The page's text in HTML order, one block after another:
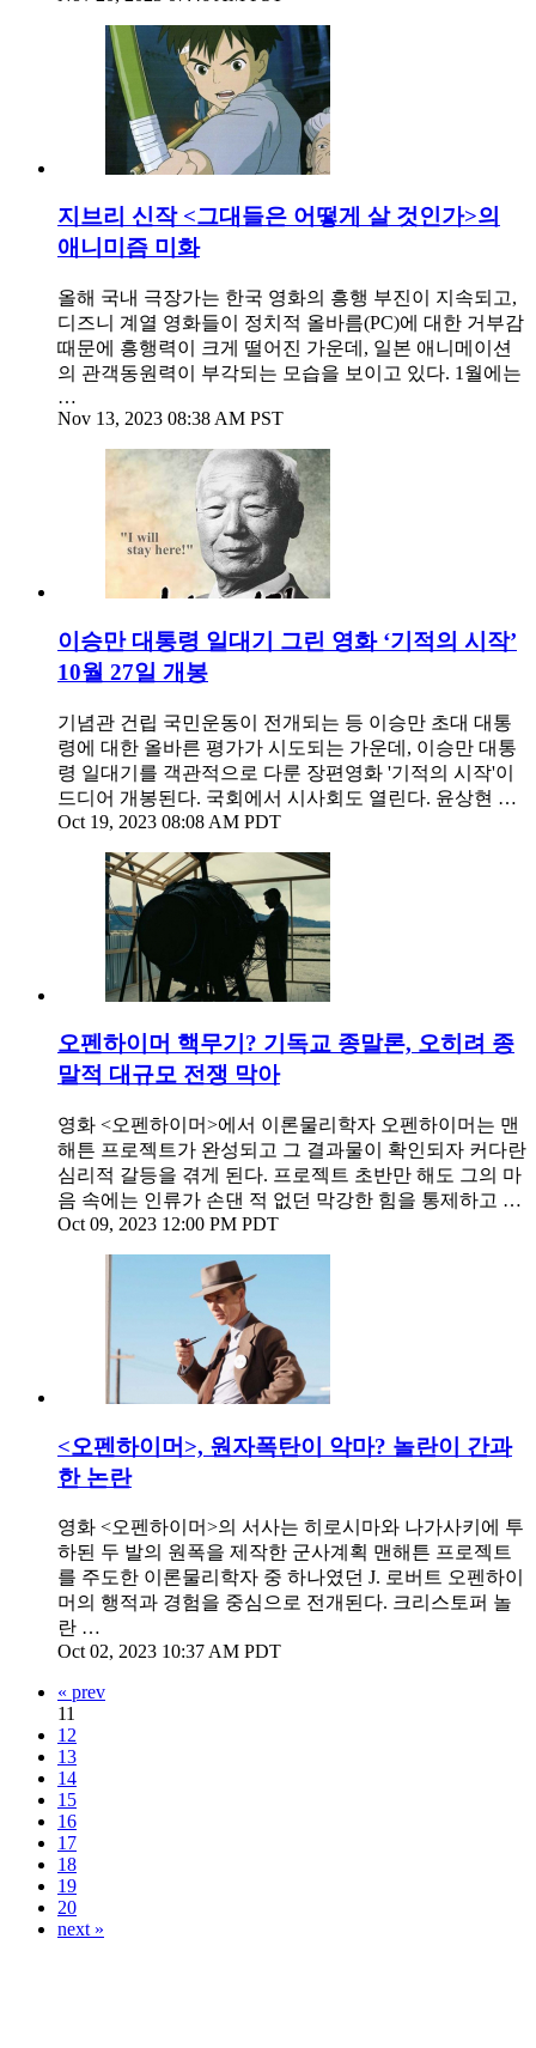
지브리 신작 <그대들은 어떻게 살 것인가>의
애니미즘 미화
올해 국내 극장가는 한국 영화의 흥행 부진이 지속되고,
디즈니 계열 영화들이 정치적 올바름(PC)에 대한 거부감
때문에 흥행력이 크게 떨어진 가운데, 일본 애니메이션
의 관객동원력이 부각되는 모습을 보이고 있다. 1월에는
…
Nov 13, 2023 08:38 AM PST
이승만 대통령 일대기 그린 영화 ‘기적의 시작’
10월 27일 개봉
기념관 건립 국민운동이 전개되는 등 이승만 초대 대통
령에 대한 올바른 평가가 시도되는 가운데, 이승만 대통
령 일대기를 객관적으로 다룬 장편영화 '기적의 시작'이
드디어 개봉된다. 국회에서 시사회도 열린다. 윤상현 …
Oct 19, 2023 08:08 AM PDT
오펜하이머 핵무기? 기독교 종말론, 오히려 종
말적 대규모 전쟁 막아
영화 <오펜하이머>에서 이론물리학자 오펜하이머는 맨
해튼 프로젝트가 완성되고 그 결과물이 확인되자 커다란
심리적 갈등을 겪게 된다. 프로젝트 초반만 해도 그의 마
음 속에는 인류가 손댄 적 없던 막강한 힘을 통제하고 …
Oct 09, 2023 12:00 PM PDT
<오펜하이머>, 원자폭탄이 악마? 놀란이 간과
한 논란
영화 <오펜하이머>의 서사는 히로시마와 나가사키에 투
하된 두 발의 원폭을 제작한 군사계획 맨해튼 프로젝트
를 주도한 이론물리학자 중 하나였던 J. 로버트 오펜하이
머의 행적과 경험을 중심으로 전개된다. 크리스토퍼 놀
란 …
Oct 02, 2023 10:37 AM PDT
« prev
11
12
13
14
15
16
17
18
19
20
next »